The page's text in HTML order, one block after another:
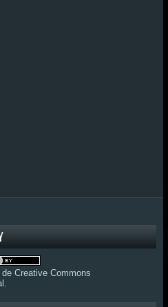
Creative Commons